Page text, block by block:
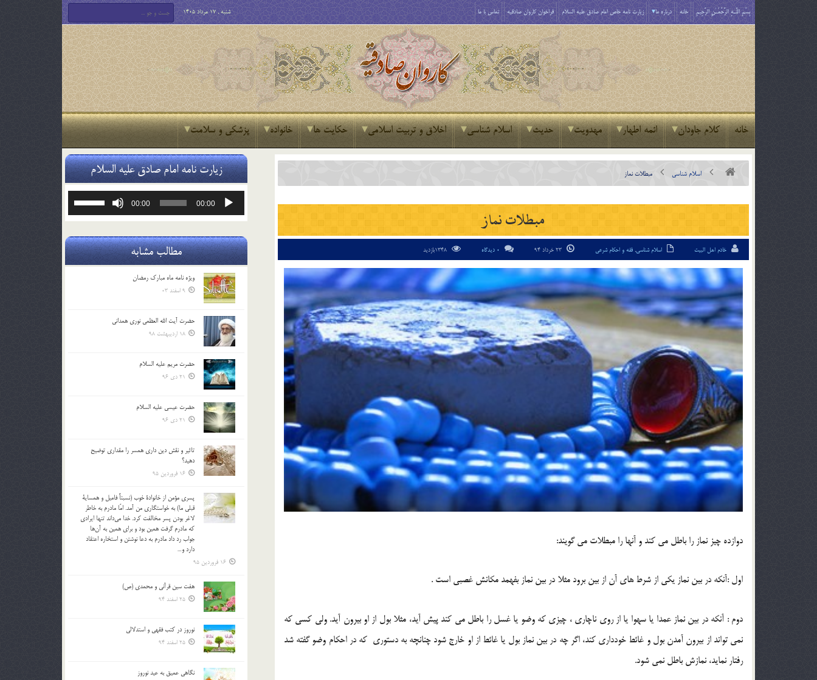
بِسْمِ اللَّـهِ الرَّحْمَـٰنِ الرَّحِيمِ خانه درباره ما زیارت نامه خاص امام صادق علیه السلام فراخوان کاروان صادقیه تماس با ما شنبه , 17 مرداد 1405
خانه کلام جاودان ائمه اطهار مهدویت حدیث اسلام شناسی اخلاق و تربیت اسلامی حکایت ها خانواده پزشکی و سلامت
اسلام شناسی مبطلات نماز
مبطلات نماز
خادم اهل البیت اسلام شناسی, فقه و احکام شرعی 0 دیدگاه
دوازده چیز نماز را باطل می کند و آنها را مبطلات می گویند:
اول :آنکه در بین نماز یکی از شرط های آن از بین برود مثلا در بین نماز بفهمد مکانش غصبی است .
دوم : آنکه در بین نماز عمدا یا سهوا یا از روی ناچاری ، چیزی که وضو یا غسل را باطل می کند پیش آید، مثلا بول از او بیرون آید. ولی کسی که
نمی تواند از بیرون آمدن بول و غائط خودداری کند، اگر چه در بین نماز بول یا غائط از او خارج شود چنانچه به دستوری که در احکام وضو گفته شد
رفتار نماید، نمازش باطل نمی شود.
زیارت نامه امام صادق علیه السلام
پخش‌کننده
00:00
00:00
یا
صدا
کلیدهای
مطالب مشابه
ویژه نامه ماه مبارک رمضان
9 اسفند 03
حضرت آیت الله العظمی نوری همدانی
18 اردیبهشت 98
حضرت مریم علیه السلام
21 دی 96
حضرت عیسی علیه السلام
21 دی 96
تاثير و نقش دين داري همسر را مقداري توضيح
دهيد؟
16 فروردین 95
پسري مؤمن از خانوادة خوب (نسبتاً فاميل و همساية
قبلي ما) به خواستگاري من آمد. امّا مادرم به خاطر
لاغر بودن پسر مخالفت كرد. خدا مي‌داند تنها ايرادي
كه مادرم گرفت همين بود و براي همين به آن‌ها
جواب رد داد مادرم به دعا نوشتن و استخاره اعتقاد
دارد و…
16 فروردین 95
هفت سین قرآنی و محمدی (ص)
25 اسفند 94
نوروز در كتب فقهى و استدلالى‏
25 اسفند 94
نگاهى عميق به عيد نوروز